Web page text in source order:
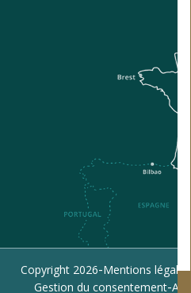
Copyright 2026-Mentions légales-
Gestion du consentement-